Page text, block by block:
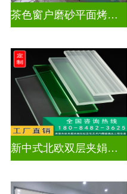
茶色窗户磨砂平面烤漆玻璃
新中式北欧双层夹娟玻璃